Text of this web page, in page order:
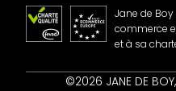
Contact
Jane de
commerce
et à sa
©2026 JANE DE